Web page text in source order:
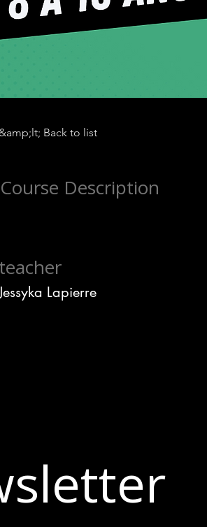
&amp;lt; Back to list
Course Description
teacher
Jessyka Lapierre